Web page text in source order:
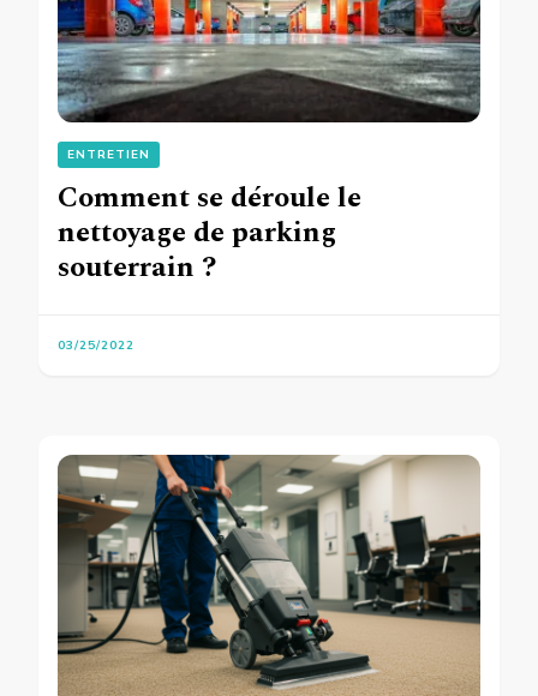
ENTRETIEN
Comment se déroule le
nettoyage de parking
souterrain ?
03/25/2022